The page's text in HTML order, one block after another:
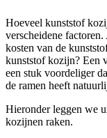
Hoeveel kunststof
verscheidene
kosten van de
kunststof kozijn? Een
een stuk voordeliger
de ramen heeft
Hieronder leggen we
kozijnen raken.